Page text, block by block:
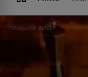
Fotoquelle: AL!VE